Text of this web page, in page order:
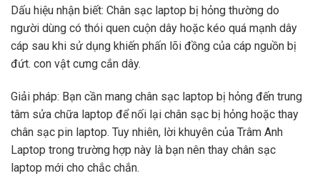
Dấu hiệu nhận biết: Chân sạc laptop bị hỏng thường do
người dùng có thói quen cuộn dây hoặc kéo quá mạnh dây
cáp sau khi sử dụng khiến phấn lõi đồng của cáp nguồn bị
đứt. con vật cưng cắn dây.
Giải pháp: Bạn cần mang chân sạc laptop bị hỏng đến trung
tâm sửa chữa laptop để nối lại chân sạc bị hỏng hoặc thay
chân sạc pin laptop. Tuy nhiên, lời khuyên của Trâm Anh
Laptop trong trường hợp này là bạn nên thay chân sạc
laptop mới cho chắc chắn.